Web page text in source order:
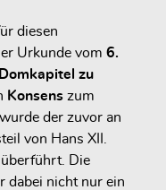
diesen
Urkunde vom 6.
Domkapitel zu
Konsens zum
der zuvor an
von Hans XII.
Die
dabei nicht nur ein